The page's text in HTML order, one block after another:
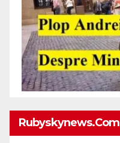
Rubyskynews.com